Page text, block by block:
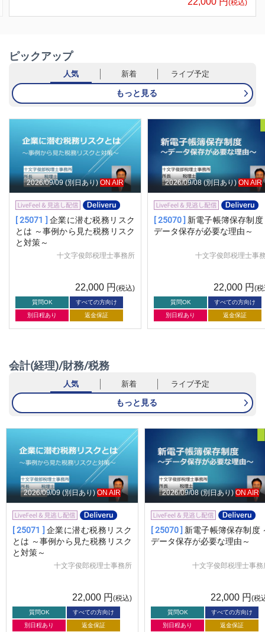
(税込)
ピックアップ
人気 新着 ライブ予定
もっと見る
2026/09/09 (別日あり) ON AIR
[ 25071 ] 企業に潜む税務リスク
とは ～事例から見た税務リスク
と対策～
十文字俊郎税理士事務所
22,000 円(税込)
質問OK
すべての方向け
別日程あり
返金保証
2026/09/08 (別日あり) ON AIR
[ 25070 ] 新電子帳簿保存制度
データ保存が必要な理由～
十文字俊郎税理士事
22,000 円(
質問OK
すべての方向け
別日程あり
返金保証
会計(経理)/財務/税務
人気 新着 ライブ予定
もっと見る
2026/09/09 (別日あり) ON AIR
[ 25071 ] 企業に潜む税務リスク
とは ～事例から見た税務リスク
と対策～
十文字俊郎税理士事務所
22,000 円(税込)
質問OK
すべての方向け
別日程あり
返金保証
2026/09/08 (別日あり) ON AIR
[ 25070 ] 新電子帳簿保存制度
データ保存が必要な理由～
十文字俊郎税理士事務
22,000 円(税
質問OK
すべての方向け
別日程あり
返金保証